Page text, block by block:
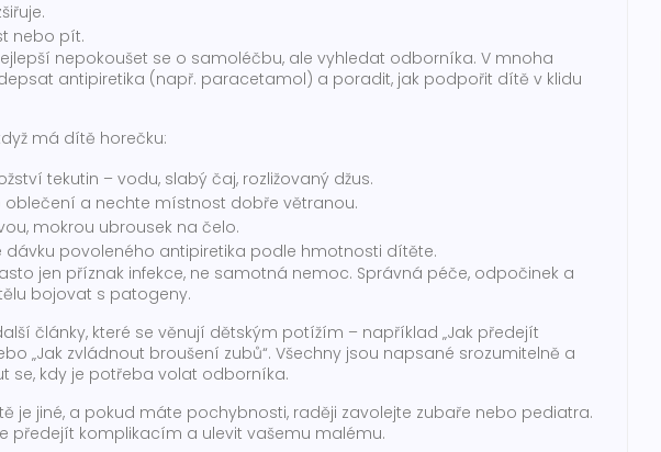
nebo pít.
nepokoušet se o samoléčbu, ale vyhledat odborníka. V mnoha
antipiretika (např. paracetamol) a poradit, jak podpořit dítě v klidu
má dítě horečku:
tekutin – vodu, slabý čaj, rozližovaný džus.
oblečení a nechte místnost dobře větranou.
mokrou ubrousek na čelo.
dávku povoleného antipiretika podle hmotnosti dítěte.
jen příznak infekce, ne samotná nemoc. Správná péče, odpočinek a
bojovat s patogeny.
články, které se věnují dětským potížím – například „Jak předejít
„Jak zvládnout broušení zubů“. Všechny jsou napsané srozumitelně a
se, kdy je potřeba volat odborníka.
je jiné, a pokud máte pochybnosti, raději zavolejte zubaře nebo pediatra.
předejít komplikacím a ulevit vašemu malému.